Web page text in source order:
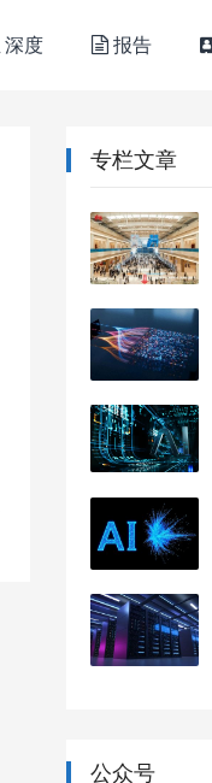
深度 报告
专栏文章
公众号